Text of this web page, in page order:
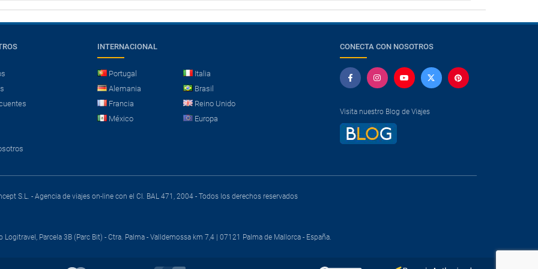
INTERNACIONAL
Portugal
Italia
Alemania
Brasil
Francia
Reino Unido
México
Europa
CONECTA CON NOSOTROS
Visita nuestro Blog de Viajes
S.L. - Agencia de viajes on-line con el CI. BAL 471, 2004 - Todos los derechos reservados
Logitravel, Parcela 3B (Parc Bit) - Ctra. Palma - Valldemossa km 7,4 | 07121 Palma de Mallorca - España.